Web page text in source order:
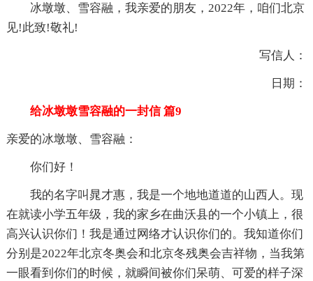
冰墩墩、雪容融，我亲爱的朋友，2022年，咱们北京
见!此致!敬礼!
写信人：
日期：
给冰墩墩雪容融的一封信 篇9
亲爱的冰墩墩、雪容融：
你们好！
我的名字叫晁才惠，我是一个地地道道的山西人。现
在就读小学五年级，我的家乡在曲沃县的一个小镇上，很
高兴认识你们！我是通过网络才认识你们的。我知道你们
分别是2022年北京冬奥会和北京冬残奥会吉祥物，当我第
一眼看到你们的时候，就瞬间被你们呆萌、可爱的样子深